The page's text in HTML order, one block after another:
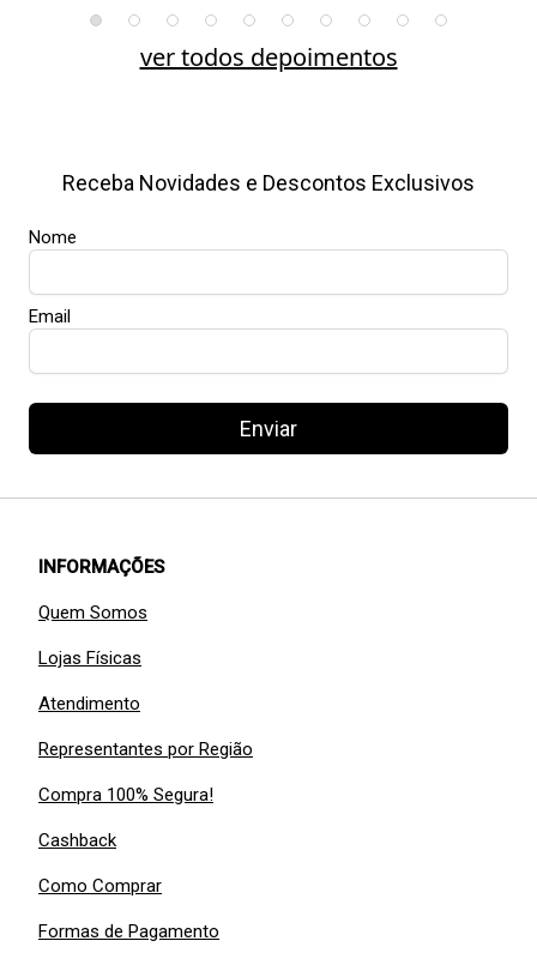
ver todos depoimentos
Receba Novidades e Descontos Exclusivos
Nome
Email
Enviar
INFORMAÇÕES
Quem Somos
Lojas Físicas
Atendimento
Representantes por Região
Compra 100% Segura!
Cashback
Como Comprar
Formas de Pagamento